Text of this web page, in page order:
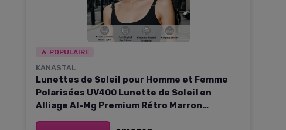
🔥 POPULAIRE
KANASTAL
Lunettes de Soleil pour Homme et Femme
Polarisées UV400 Lunette de Soleil en
Alliage Al-Mg Premium Rétro Marron